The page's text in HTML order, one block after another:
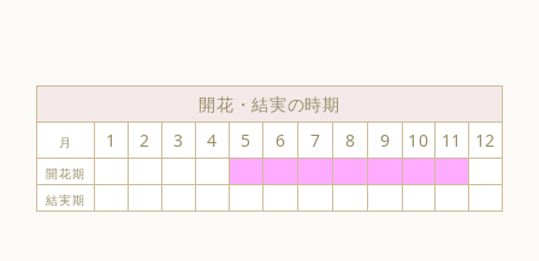
開花・結実の時期
月 1 2 3 4 5 6 7 8 9 10 11 12
開花期
結実期